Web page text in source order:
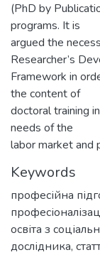
(PhD by
programs. It is
argued the
Researcher’s
Framework in
the content of
doctoral training
needs of the
labor market and
Keywords
професійна
освіта з
дослідника,